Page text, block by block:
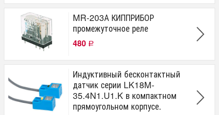
MR-203А КИППРИБОР
промежуточное реле
480 Р
Индуктивный бесконтактный
датчик серии LK18M-
35.4N1.U1.K в компактном
прямоугольном корпусе.